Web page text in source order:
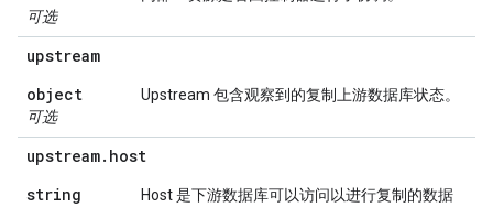
可选
upstream
object
可选
Upstream 包含观察到的复制上游数据库状态。
upstream. host
string
Host 是下游数据库可以访问以进行复制的数据